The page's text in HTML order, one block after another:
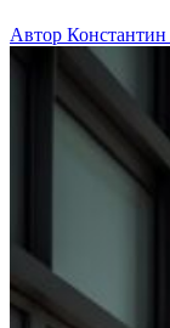
Автор Константин